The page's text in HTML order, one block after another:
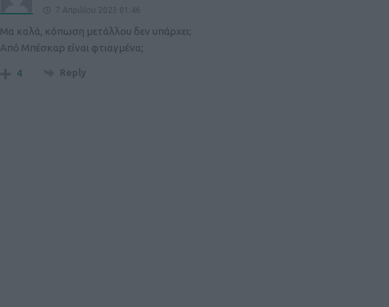
7 Απριλίου 2023 01:46
Μα καλά, κόπωση μετάλλου δεν υπάρχει;
Από Μπέσκαρ είναι φτιαγμένα;
4 Reply